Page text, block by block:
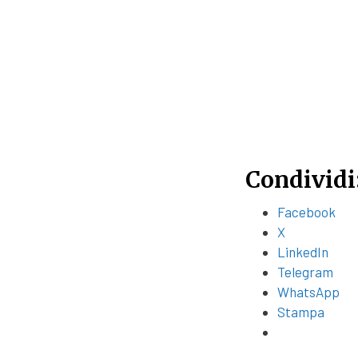
Facebook
X
LinkedIn
Telegram
WhatsApp
Stampa